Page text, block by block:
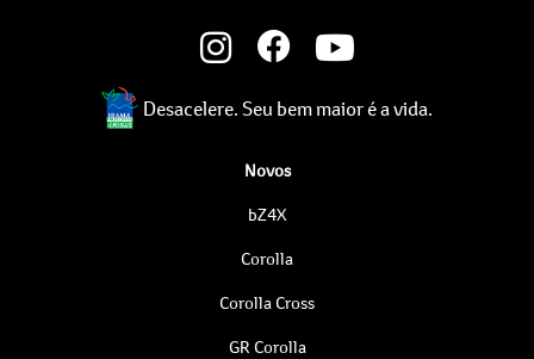
Desacelere. Seu bem maior é a vida.
Novos
bZ4X
Corolla
Corolla Cross
GR Corolla